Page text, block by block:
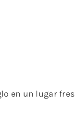
en un lugar